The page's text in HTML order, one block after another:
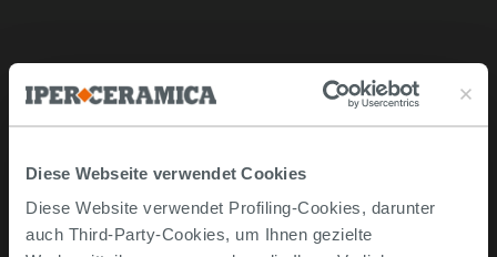
Diese Webseite verwendet Cookies
Diese Website verwendet Profiling-Cookies, darunter
auch Third-Party-Cookies, um Ihnen gezielte
Online kaufen
Musterstücke
Bestellen Sie mit uns
Wie man online kauft
Lieferzeiten und -kosten